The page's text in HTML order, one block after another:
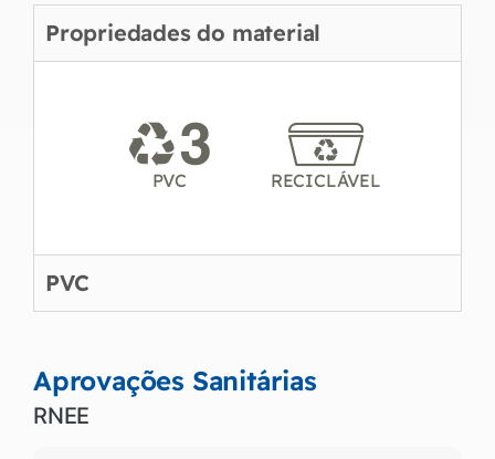
Propriedades do material
PVC RECICLÁVEL
PVC
Aprovações Sanitárias
RNEE